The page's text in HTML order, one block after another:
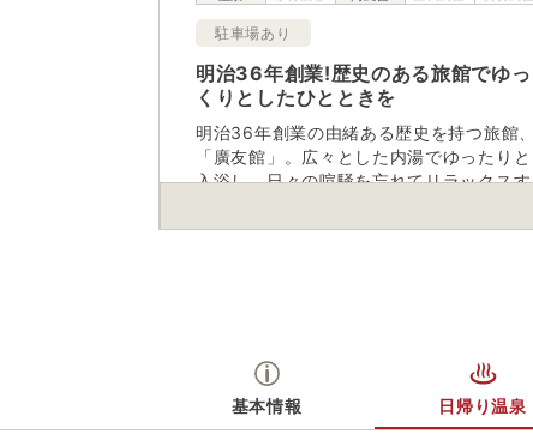
駐車場あり
明治36年創業!歴史のある旅館でゆっ
くりとしたひとときを
明治36年創業の由緒ある歴史を持つ旅館、
「廣友館」。広々とした内湯でゆったりと
入浴し、日々の喧騒を忘れてリラックスす
刹恵林寺をはじめ、大菩薩峠、西沢渓谷な
基本情報 日帰り温泉